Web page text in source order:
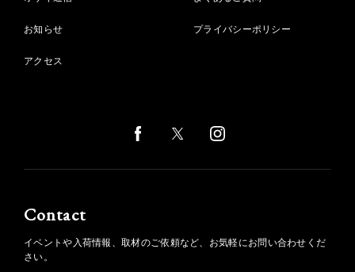
お知らせ
アクセス
プライバシーポリシー
Contact
イベントや入荷情報、取材のご依頼など、お気軽にお問い合わせくだ
さい。